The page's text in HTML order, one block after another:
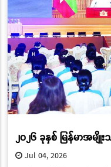
၂၀၂၆ ခုနှစ် မြန်မာအမျိုး
Jul 04, 2026